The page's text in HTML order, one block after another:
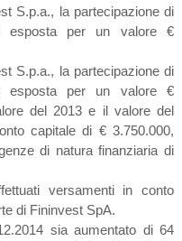
S.p.a., la partecipazione di
esposta per un valore €
S.p.a., la partecipazione di
esposta per un valore €
del 2013 e il valore del
capitale di € 3.750.000,
di natura finanziaria di
versamenti in conto
di Fininvest SpA.
sia aumentato di 64